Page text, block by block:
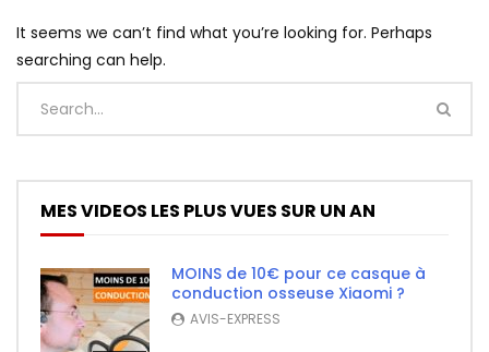
It seems we can’t find what you’re looking for. Perhaps
searching can help.
MES VIDEOS LES PLUS VUES SUR UN AN
MOINS de 10€ pour ce casque à
conduction osseuse Xiaomi ?
AVIS-EXPRESS